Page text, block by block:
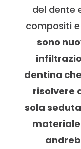
del dente
compositi
sono
dentina
risolvere
sola